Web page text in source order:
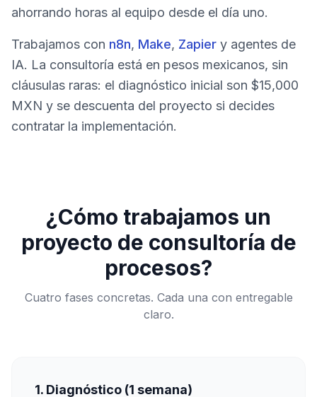
ahorrando horas al equipo desde el día uno.
Trabajamos con n8n, Make, Zapier y agentes de
IA. La consultoría está en pesos mexicanos, sin
cláusulas raras: el diagnóstico inicial son $15,000
MXN y se descuenta del proyecto si decides
contratar la implementación.
¿Cómo trabajamos un
proyecto de consultoría de
procesos?
Cuatro fases concretas. Cada una con entregable
claro.
1. Diagnóstico (1 semana)